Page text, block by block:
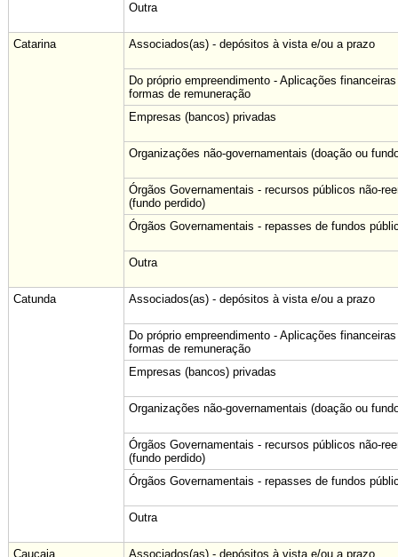
Outra
Catarina Associados(as) - depósitos à vista e/ou a prazo
Do próprio empreendimento - Aplicações
formas de remuneração
Empresas (bancos) privadas
Organizações não-governamentais (doação ou
Órgãos Governamentais - recursos públicos não-
(fundo perdido)
Órgãos Governamentais - repasses de fundos
Outra
Catunda Associados(as) - depósitos à vista e/ou a prazo
Do próprio empreendimento - Aplicações
formas de remuneração
Empresas (bancos) privadas
Organizações não-governamentais (doação ou
Órgãos Governamentais - recursos públicos não-
(fundo perdido)
Órgãos Governamentais - repasses de fundos
Outra
Caucaia Associados(as) - depósitos à vista e/ou a prazo